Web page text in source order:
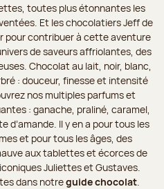
toutes plus étonnantes les
Et les chocolatiers Jeff de
pour contribuer à cette aventure
de saveurs affriolantes, des
Chocolat au lait, noir, blanc,
: douceur, finesse et intensité
nos multiples parfums et
: ganache, praliné, caramel,
d’amande. Il y en a pour tous les
et pour tous les âges, des
aux tablettes et écorces de
Juliettes et Gustaves.
dans notreguide chocolat